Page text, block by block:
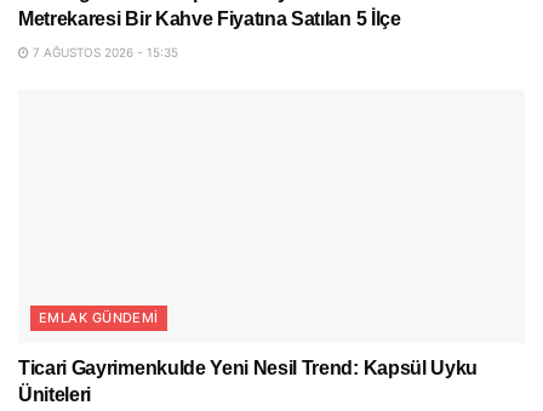
Metrekaresi Bir Kahve Fiyatına Satılan 5 İlçe
7 AĞUSTOS 2026 - 15:35
EMLAK GÜNDEMI
Ticari Gayrimenkulde Yeni Nesil Trend: Kapsül Uyku
Üniteleri